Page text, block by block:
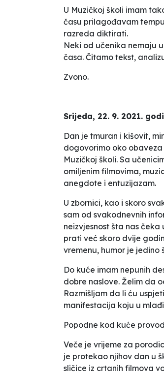
U Muzičkoj školi imam
času prilagođavam
razreda diktirati.
Neki od učenika nemaju
časa. Čitamo tekst,
Zvono.
Srijeda, 22. 9. 2021.
Dan je tmuran i kišovit,
dogovorimo oko
Muzičkoj školi. Sa
omiljenim filmovima,
anegdote i entuzijazam.
U zbornici, kao i skoro
sam od svakodnevnih
neizvjesnost šta nas
prati već skoro dvije
vremenu, humor je jedino
Do kuće imam nepunih
dobre naslove. Želim da
Razmišljam da li ću
manifestacija koju u
Popodne kod kuće
Veče je vrijeme za
je protekao njihov dan u
sličice iz crtanih filmova